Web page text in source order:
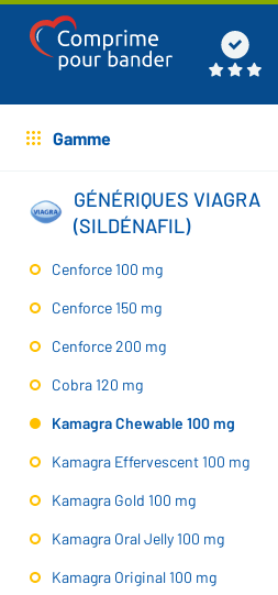
Gamme
GÉNÉRIQUES VIAGRA
(SILDÉNAFIL)
Cenforce 100 mg
Cenforce 150 mg
Cenforce 200 mg
Cobra 120 mg
Kamagra Chewable 100 mg
Kamagra Effervescent 100 mg
Kamagra Gold 100 mg
Kamagra Oral Jelly 100 mg
Kamagra Original 100 mg